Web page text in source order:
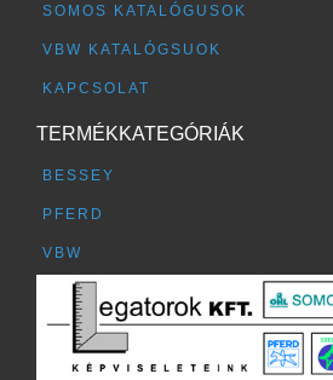
SOMOS KATALÓGUSOK
VBW KATALÓGSUOK
KAPCSOLAT
TERMÉKKATEGÓRIÁK
BESSEY
PFERD
VBW